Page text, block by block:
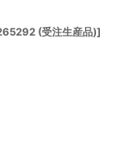
(受注生産品)]